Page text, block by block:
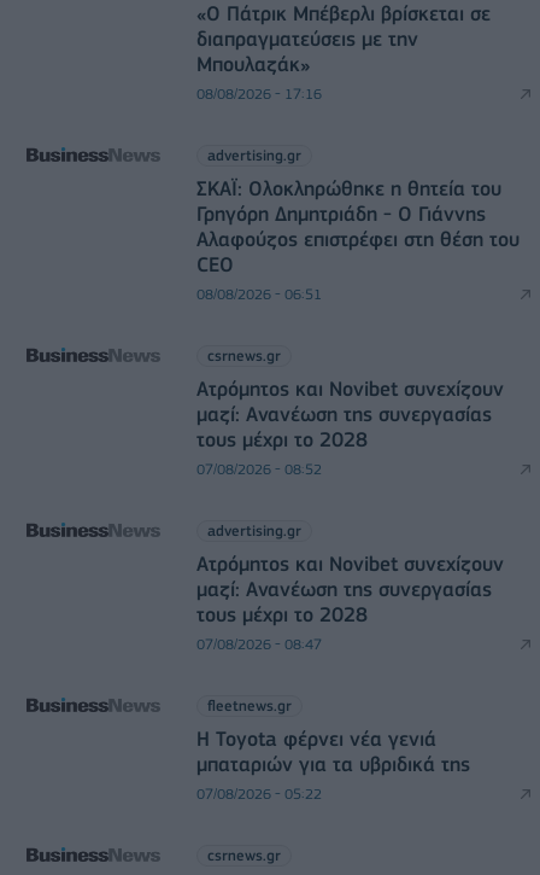
«Ο Πάτρικ Μπέβερλι βρίσκεται σε
διαπραγματεύσεις με την
Μπουλαζάκ»
08/08/2026 - 17:16
advertising.gr
ΣΚΑΪ: Ολοκληρώθηκε η θητεία του
Γρηγόρη Δημητριάδη - Ο Γιάννης
Αλαφούζος επιστρέφει στη θέση του
CEO
08/08/2026 - 06:51
csrnews.gr
Ατρόμητος και Novibet συνεχίζουν
μαζί: Ανανέωση της συνεργασίας
τους μέχρι το 2028
07/08/2026 - 08:52
advertising.gr
Ατρόμητος και Novibet συνεχίζουν
μαζί: Ανανέωση της συνεργασίας
τους μέχρι το 2028
07/08/2026 - 08:47
fleetnews.gr
Η Toyota φέρνει νέα γενιά
μπαταριών για τα υβριδικά της
07/08/2026 - 05:22
csrnews.gr